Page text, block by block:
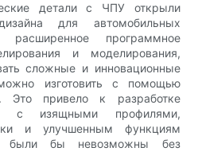
детали с ЧПУ открыли
для автомобильных
расширенное программное
и моделирования,
сложные и инновационные
изготовить с помощью
Это привело к разработке
с изящными профилями,
и улучшенным функциям
были бы невозможны без